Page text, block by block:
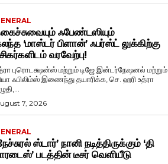
ஃபேண்டஸியும்
‘மாஸ்டர் பிளான்’ ஃபர்ஸ்ட் லுக்கிற்கு
வரவேற்பு!
புரொடக்ஷன்ஸ் மற்றும் டிஜே இன்டர்நேஷனல் மற்றும்
ஃபிலிம்ஸ் இணைந்து தயாரிக்க, செ. ஹரி உத்ரா
7, 2026
ஸ்டார்’ நானி நடித்திருக்கும் ‘தி
படத்தின் டீசர் வெளியீடு